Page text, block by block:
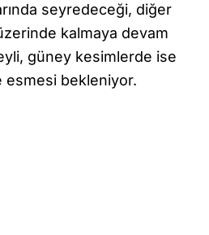
seyredeceği, diğer
kalmaya devam
güney kesimlerde ise
esmesi bekleniyor.